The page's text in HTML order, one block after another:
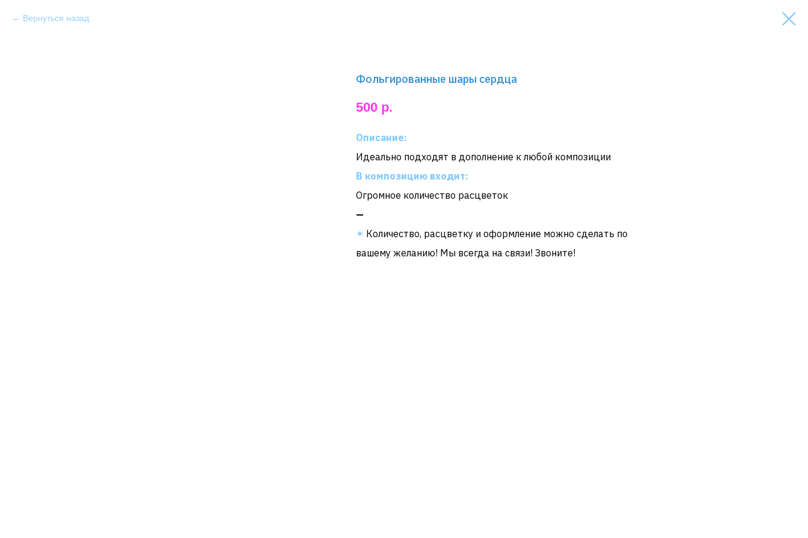
Вернуться назад
Фольгированные шары сердца
500 р.
Описание:
Идеально подходят в дополнение к любой композиции
В композицию входит:
Огромное количество расцветок
—
✶ Количество, расцветку и оформление можно сделать по
вашему желанию! Мы всегда на связи! Звоните!